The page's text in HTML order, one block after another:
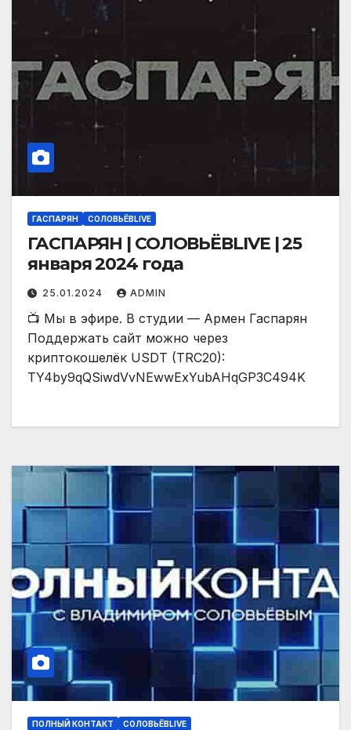
ГАСПАРЯН СОЛОВЬЁВLIVE
ГАСПАРЯН | СОЛОВЬЁВLIVE | 25
января 2024 года
25.01.2024 ADMIN
📺 Мы в эфире. В студии — Армен Гаспарян
Поддержать сайт можно через
криптокошелёк USDT (TRC20):
TY4by9qQSiwdVvNEwwExYubAHqGP3C494K
ПОЛНЫЙ КОНТАКТ СОЛОВЬЁВLIVE